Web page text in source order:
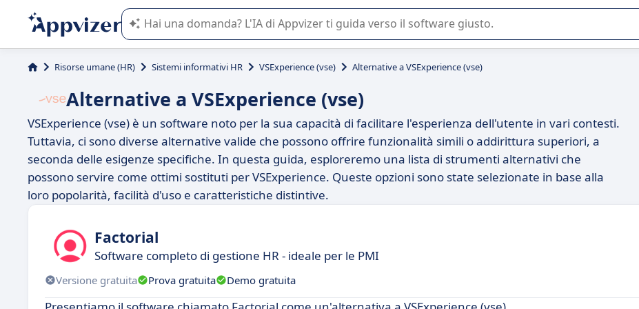
L'IA di Appvizer vi guida nell'utilizzo o nella scelta di un software SaaS per la vostra azienda.
Risorse umane (HR) Sistemi informativi HR VSExperience (vse) Alternative a VSExperience (vse)
Alternative a VSExperience (vse)
VSExperience (vse) è un software noto per la sua capacità di facilitare l'esperienza dell'utente in vari contesti.
Tuttavia, ci sono diverse alternative valide che possono offrire funzionalità simili o addirittura superiori, a
seconda delle esigenze specifiche. In questa guida, esploreremo una lista di strumenti alternativi che
possono servire come ottimi sostituti per VSExperience. Queste opzioni sono state selezionate in base alla
loro popolarità, facilità d'uso e caratteristiche distintive.
Factorial
Software completo di gestione HR - ideale per le PMI
Versione gratuita Prova gratuita Demo gratuita